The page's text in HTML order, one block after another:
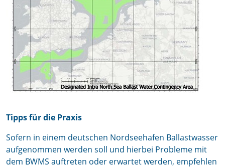
Tipps für die Praxis
Sofern in einem deutschen Nordseehafen Ballastwasser
aufgenommen werden soll und hierbei Probleme mit
dem BWMS auftreten oder erwartet werden, empfehlen